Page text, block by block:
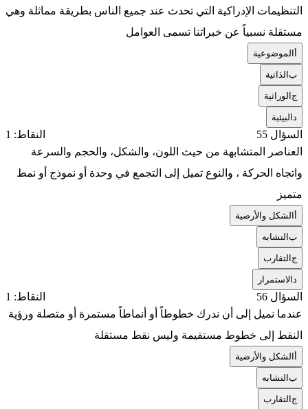
التنظيمات الإدراكية التي تحدث عند جميع الناس بطريقة مماثلة وهي
مستقلة نسبياً عن خبراتنا تسمى العوامل
الموضوعية
بالذاتية
جالوراثية
البيئية
السؤال 55
النقاط: 1
العناصر المتشابهة من حيث اللون، والشكل، والحجم والسرعة
واتجاه الحركة ، والنوع تميل إلى التجمع في وحدة أو نموذج أو نمط
متميز
الشكل والأرضية
بالتشابه
جالتقارب
الاستمرار
السؤال 56
النقاط: 1
عندما نميل إلى أن ندرك خطوطاً أو أنماطاً مستمرة أو متصلة ورؤية
النقط إلى خطوط مستقيمة وليس نقط مستقلة
الشكل والأرضية
بالتشابه
جالتقارب